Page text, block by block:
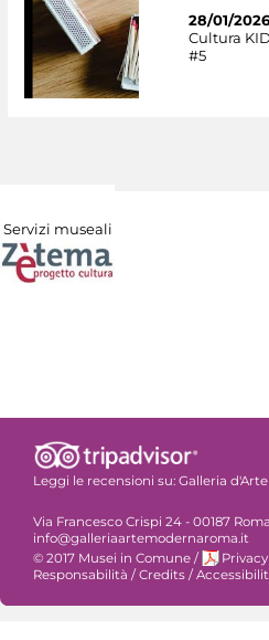
28/01/2026
Cultura
#5
Servizi museali
Leggi le recensioni su: Galleria
Via Francesco Crispi 24 - 00187
info@galleriaartemodernaroma.it
© 2017 Musei in Comune / Privacy
Responsabilità / Credits /